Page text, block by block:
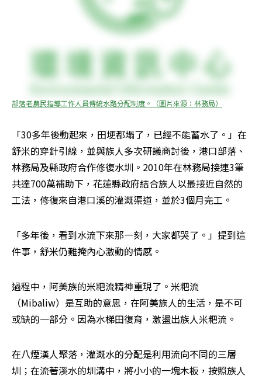
部落老農民指導工作人員傳統水路分配制度。（圖片來源：林務局）
「30多年後動起來，田埂都塌了，已經不能蓄水了。」在
舒米的穿針引線，並與族人多次研議商討後，港口部落、
林務局及縣政府合作修復水圳。2010年在林務局接連3筆
共達700萬補助下，花蓮縣政府結合族人以最接近自然的
工法，修復來自港口溪的灌溉渠道，並於3個月完工。
「多年後，看到水流下來那一刻，大家都哭了。」提到這
件事，舒米仍難掩內心激動的情感。
過程中，阿美族的米粑流精神重現了。米粑流
（Mibaliw）是互助的意思，在阿美族人的生活，是不可
或缺的一部分。因為水梯田復育，激盪出族人米粑流。
在八煙漢人聚落，灌溉水的分配是利用流向不同的三層
圳；在流著溪水的圳溝中，將小小的一塊木板，按照族人